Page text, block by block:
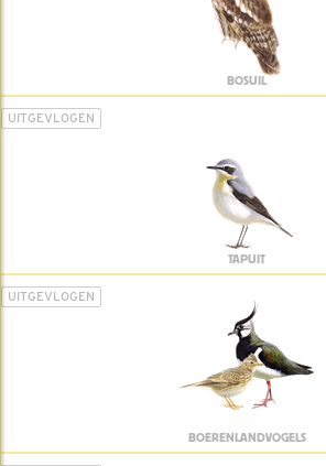
BOSUIL
UITGEVLOGEN
TAPUIT
UITGEVLOGEN
BOERENLANDVOGELS